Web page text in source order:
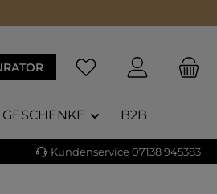
GESCHENKE B2B
Kundenservice 07138 945383